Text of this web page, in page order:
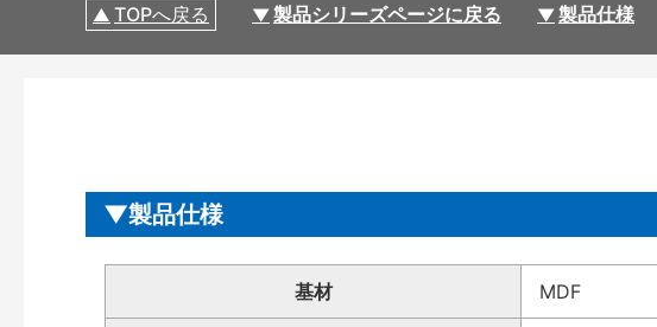
TOPへ戻る 製品シリーズページに戻る 製品仕様
製品仕様
基材 MDF